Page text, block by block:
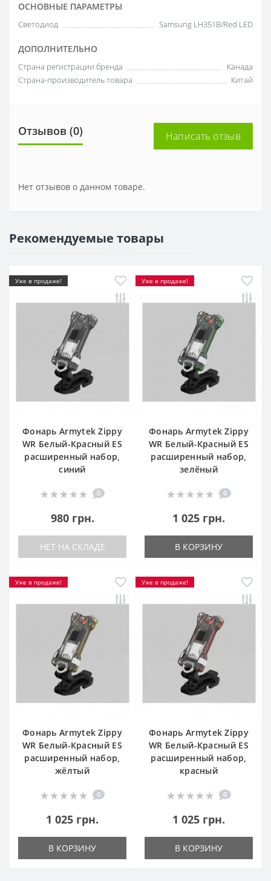
ОСНОВНЫЕ ПАРАМЕТРЫ
Светодиод Samsung LH351B/Red LED
ДОПОЛНИТЕЛЬНО
Страна регистрации бренда
Канада
Страна-производитель товара
Китай
Отзывов (0) Написать отзыв
Нет отзывов о данном товаре.
Рекомендуемые товары
Уже в продаже!
Фонарь Armytek Zippy
WR Белый-Красный ES
расширенный набор,
синий
0
980 грн.
НЕТ НА СКЛАДЕ
Уже в продаже!
Фонарь Armytek Zippy
WR Белый-Красный ES
расширенный набор,
зелёный
0
1 025 грн.
В КОРЗИНУ
Уже в продаже!
Фонарь Armytek Zippy
WR Белый-Красный ES
расширенный набор,
жёлтый
0
1 025 грн.
В КОРЗИНУ
Уже в продаже!
Фонарь Armytek Zippy
WR Белый-Красный ES
расширенный набор,
красный
0
1 025 грн.
В КОРЗИНУ